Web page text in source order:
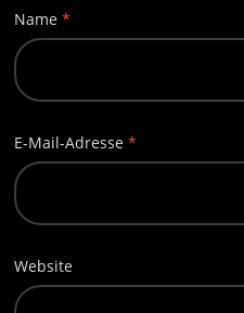
Name*
E-Mail-Adresse*
Website